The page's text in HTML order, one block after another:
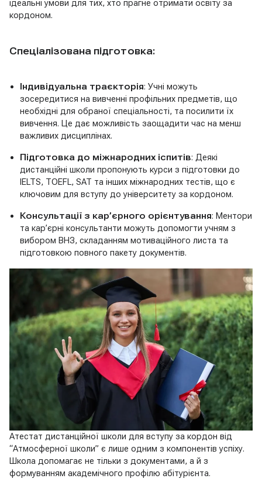
ідеальні умови для тих, хто прагне отримати освіту за
кордоном.
Спеціалізована підготовка:
Індивідуальна траєкторія: Учні можуть
зосередитися на вивченні профільних предметів, що
необхідні для обраної спеціальності, та посилити їх
вивчення. Це дає можливість заощадити час на менш
важливих дисциплінах.
Підготовка до міжнародних іспитів: Деякі
дистанційні школи пропонують курси з підготовки до
IELTS, TOEFL, SAT та інших міжнародних тестів, що є
ключовим для вступу до університету за кордоном.
Консультації з кар’єрного орієнтування: Ментори
та кар’єрні консультанти можуть допомогти учням з
вибором ВНЗ, складанням мотиваційного листа та
підготовкою повного пакету документів.
Атестат дистанційної школи для вступу за кордон від
“Атмосферної школи” є лише одним з компонентів успіху.
Школа допомагає не тільки з документами, а й з
формуванням академічного профілю абітурієнта.